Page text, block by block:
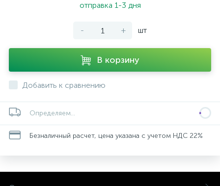
отправка 1-3 дня
- + шт
В корзину
Добавить к сравнению
Определяем...
Безналичный расчет, цена указана с учетом НДС 22%